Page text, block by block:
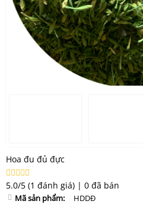
Hoa đu đủ đực
5.0/5 (1 đánh giá) | 0 đã bán
Mã sản phẩm: HDDĐ